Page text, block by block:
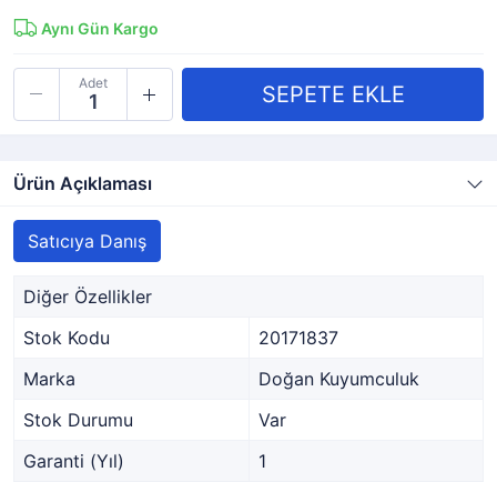
Aynı Gün Kargo
Adet
Ürün Açıklaması
Satıcıya Danış
Diğer Özellikler
Stok Kodu
20171837
Marka
Doğan Kuyumculuk
Stok Durumu
Var
Garanti (Yıl)
1